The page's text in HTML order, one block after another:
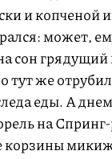
и копченой
может,
сон
тут же
еды. А
на
корзины